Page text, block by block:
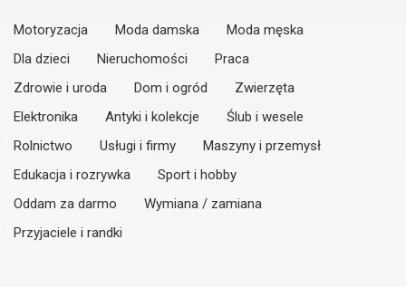
Motoryzacja Moda damska
Moda męska
Dla dzieci
Nieruchomości
Praca
Zdrowie i uroda
Dom i ogród
Zwierzęta
Elektronika
Antyki i kolekcje
Ślub i wesele
Rolnictwo
Usługi i firmy
Maszyny i przemysł
Edukacja i rozrywka
Sport i hobby
Oddam za darmo
Wymiana / zamiana
Przyjaciele i randki